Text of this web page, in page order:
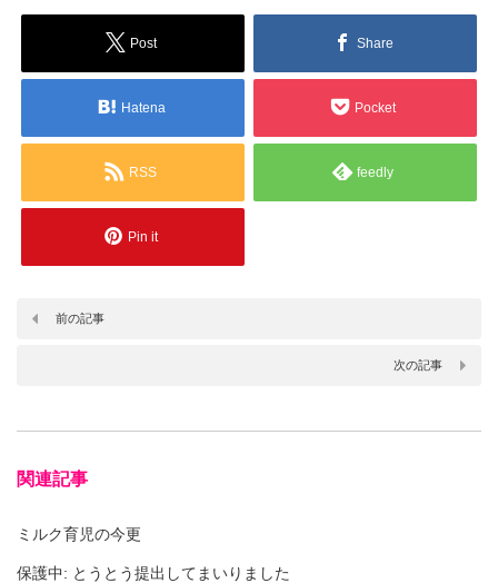
Post Share
Hatena Pocket
RSS feedly
Pin it
前の記事
次の記事
関連記事
ミルク育児の今更
保護中: とうとう提出してまいりました